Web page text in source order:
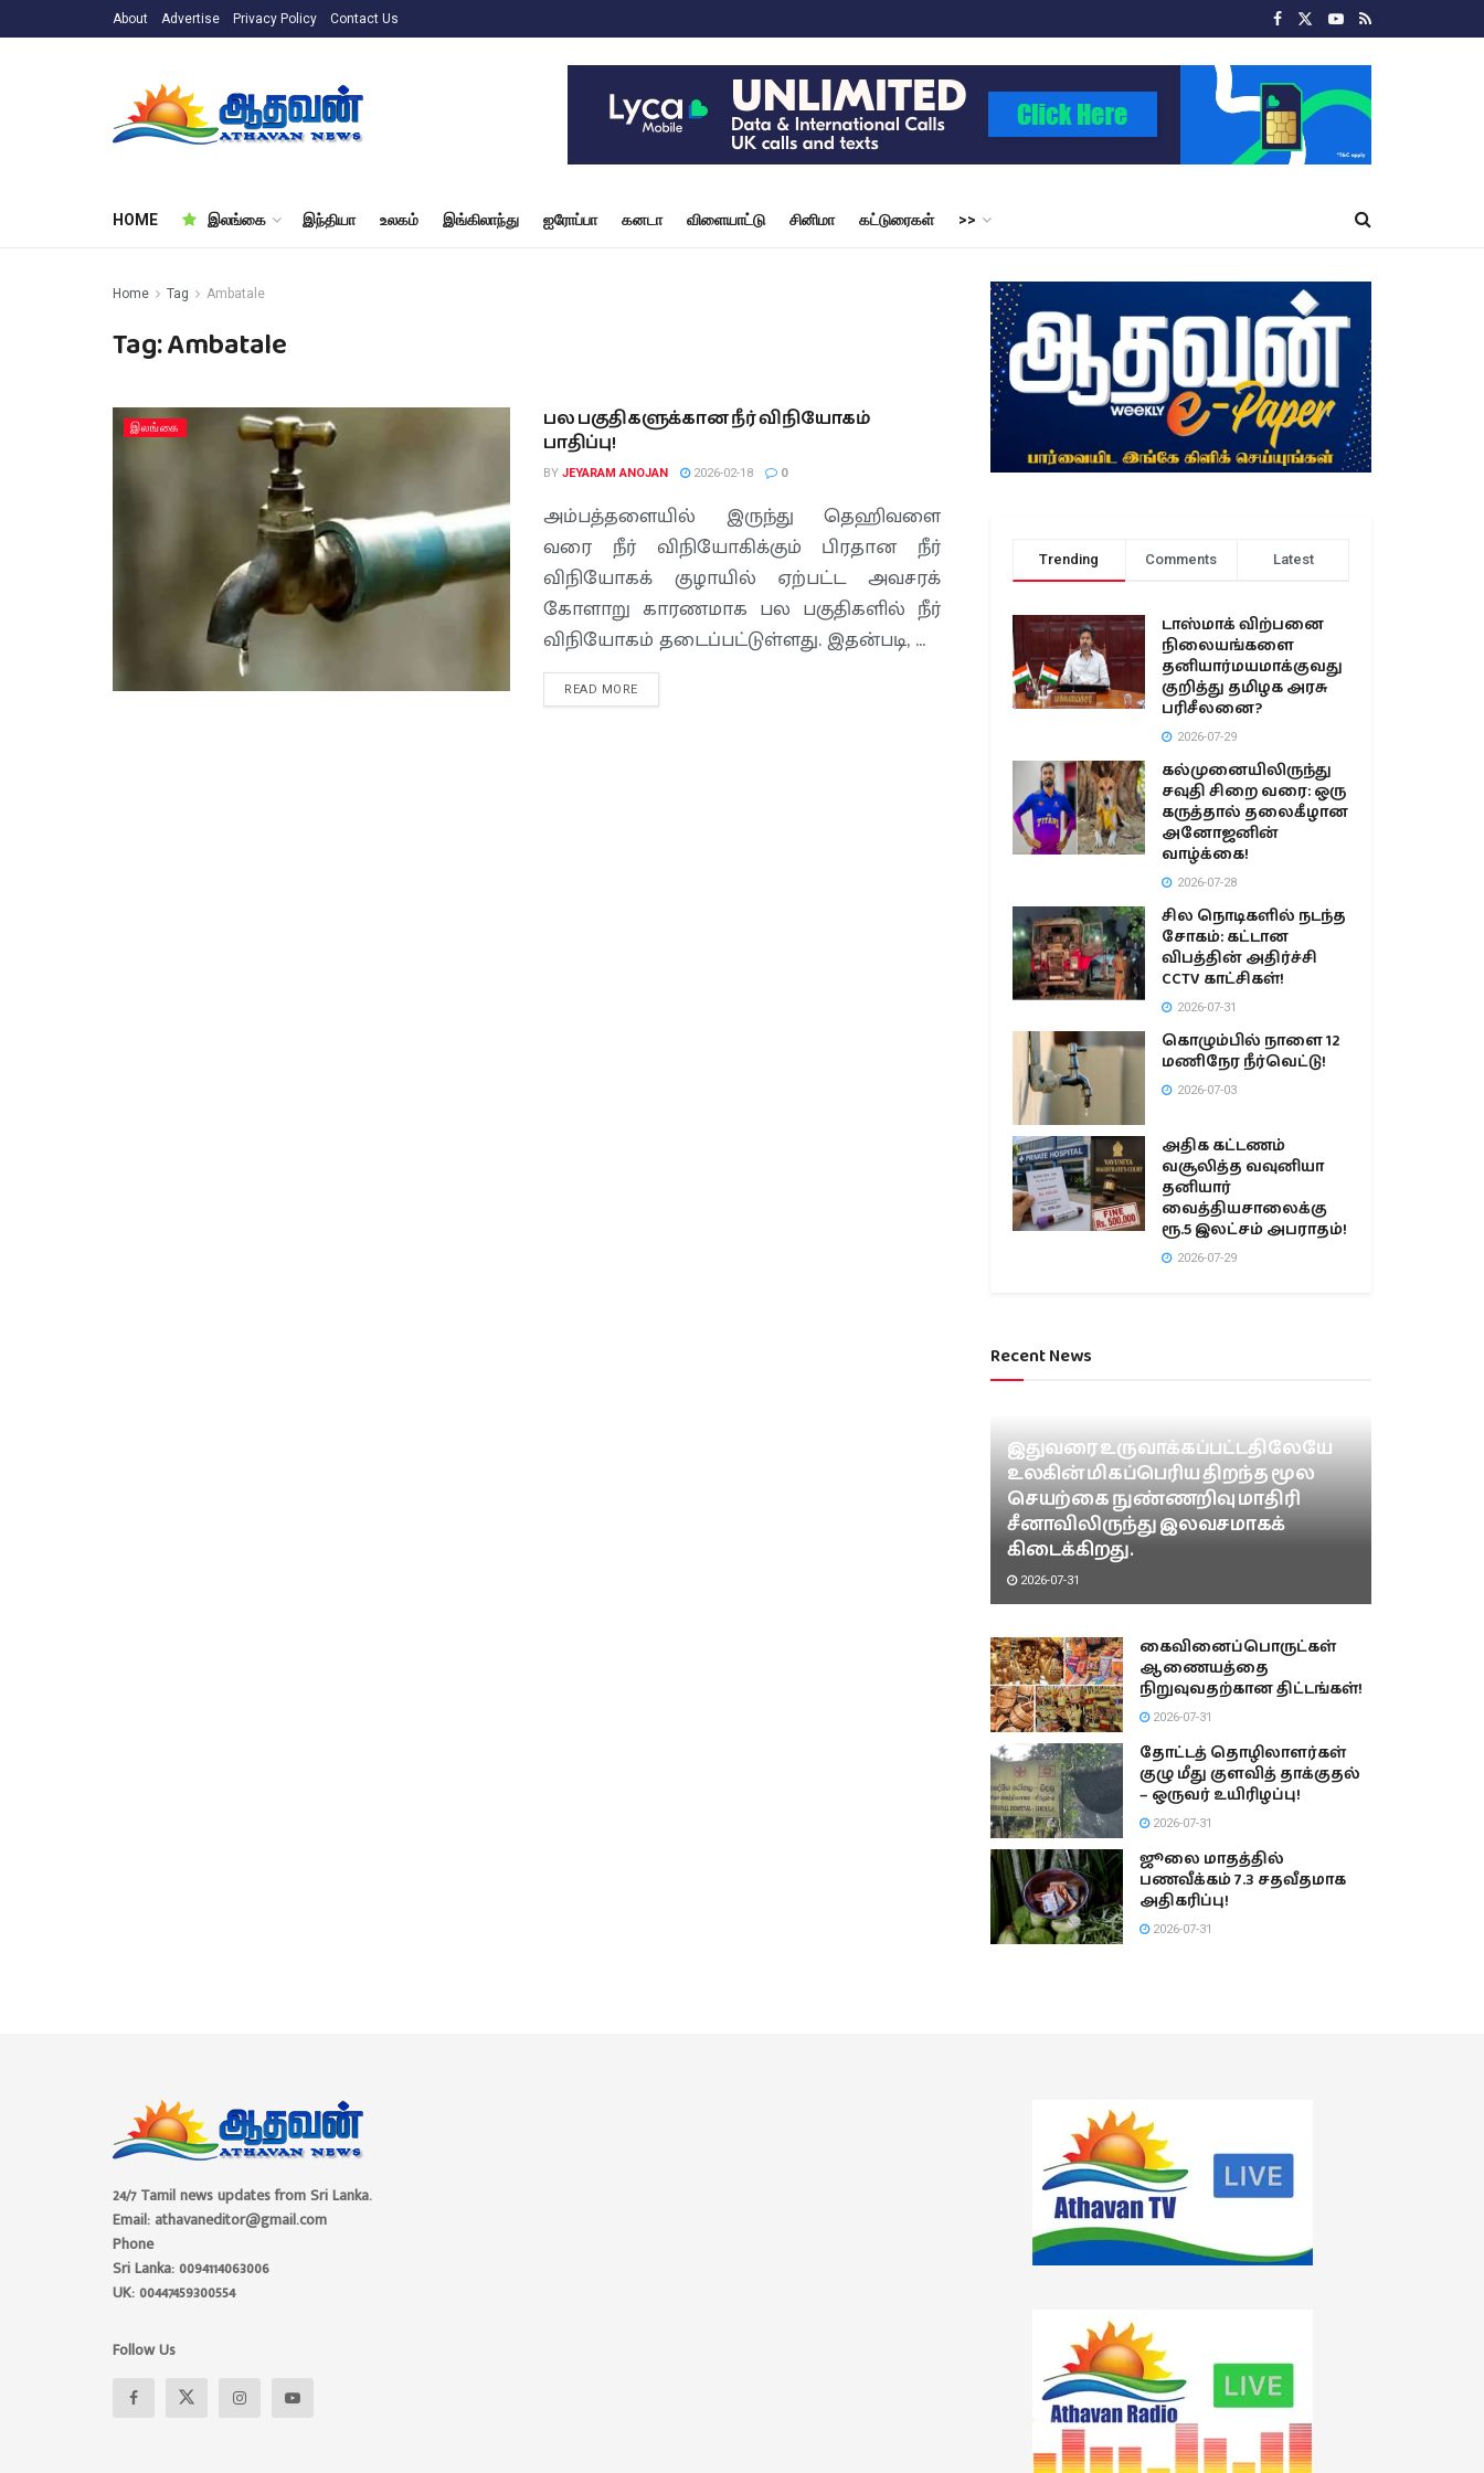
About Advertise Privacy Policy Contact Us
HOME இலங்கை இந்தியா உலகம் இங்கிலாந்து ஐரோப்பா கனடா விளையாட்டு சினிமா கட்டுரைகள் >>
Home Tag Ambatale
Tag:Ambatale
இலங்கை
பல பகுதிகளுக்கான நீர் விநியோகம்
பாதிப்பு!
BY JEYARAM ANOJAN 2026-02-18 0
அம்பத்தளையில் இருந்து தெஹிவளை
வரை நீர் விநியோகிக்கும் பிரதான நீர்
விநியோகக் குழாயில் ஏற்பட்ட அவசரக்
கோளாறு காரணமாக பல பகுதிகளில் நீர்
விநியோகம் தடைப்பட்டுள்ளது. இதன்படி, ...
READ MORE
Trending Comments Latest
டாஸ்மாக் விற்பனை
நிலையங்களை
தனியார்மயமாக்குவது
குறித்து தமிழக அரசு
பரிசீலனை?
2026-07-29
கல்முனையிலிருந்து
சவுதி சிறை வரை: ஒரு
கருத்தால் தலைகீழான
அனோஜனின்
வாழ்க்கை!
2026-07-28
சில நொடிகளில் நடந்த
சோகம்: கட்டான
விபத்தின் அதிர்ச்சி
CCTV காட்சிகள்!
2026-07-31
கொழும்பில் நாளை 12
மணிநேர நீர்வெட்டு!
2026-07-03
அதிக கட்டணம்
வசூலித்த வவுனியா
தனியார்
வைத்தியசாலைக்கு
ரூ.5 இலட்சம் அபராதம்!
2026-07-29
Recent News
இதுவரை உருவாக்கப்பட்டதிலேயே
உலகின் மிகப்பெரிய திறந்த மூல
செயற்கை நுண்ணறிவு மாதிரி
சீனாவிலிருந்து இலவசமாகக்
கிடைக்கிறது.
2026-07-31
கைவினைப்பொருட்கள்
ஆணையத்தை
நிறுவுவதற்கான திட்டங்கள்!
2026-07-31
தோட்டத் தொழிலாளர்கள்
குழு மீது குளவித் தாக்குதல்
– ஒருவர் உயிரிழப்பு!
2026-07-31
ஜூலை மாதத்தில்
பணவீக்கம் 7.3 சதவீதமாக
அதிகரிப்பு!
2026-07-31
24/7 Tamil news updates from Sri Lanka.
Email: athavaneditor@gmail.com
Phone
Sri Lanka: 0094114063006
UK: 00447459300554
Follow Us